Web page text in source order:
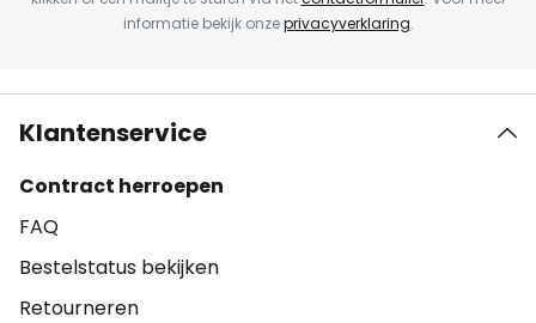
informatie bekijk onzeprivacyverklaring.
Klantenservice
Contract herroepen
FAQ
Bestelstatus bekijken
Retourneren